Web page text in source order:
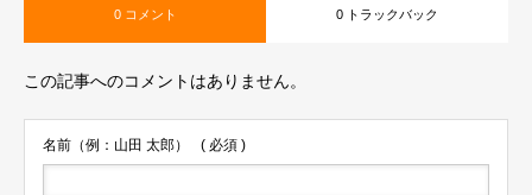
0 コメント 0 トラックバック
この記事へのコメントはありません。
名前（例：山田 太郎） ( 必須 )